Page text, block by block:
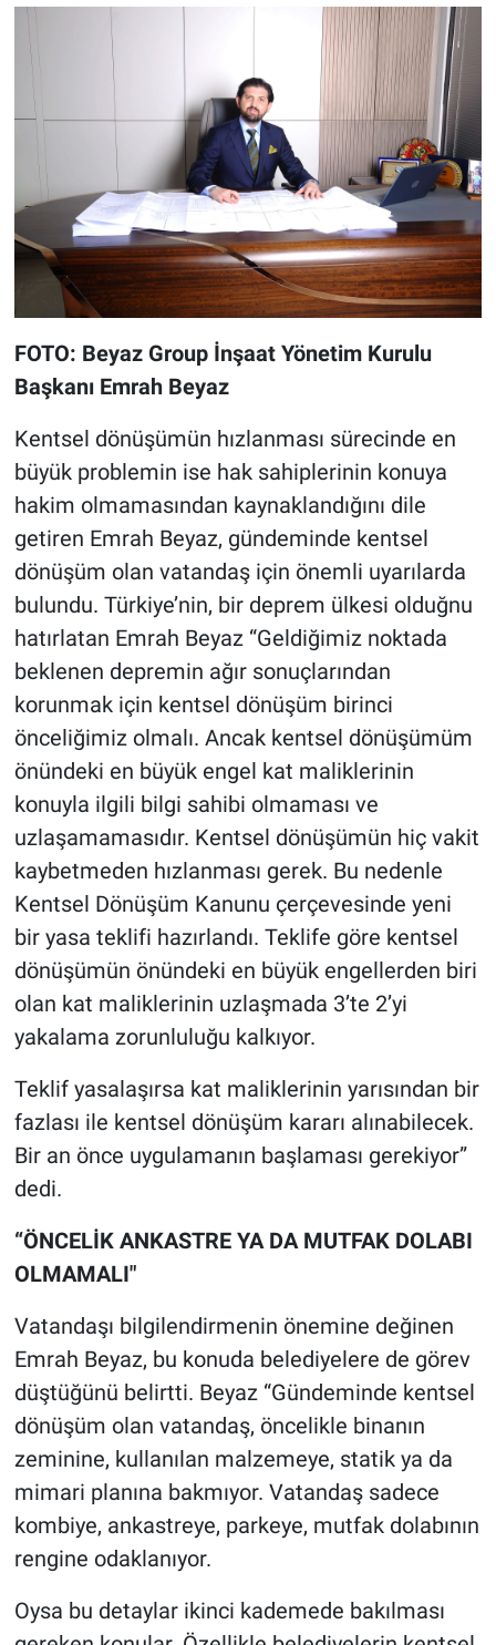
FOTO: Beyaz Group İnşaat Yönetim Kurulu
Başkanı Emrah Beyaz
Kentsel dönüşümün hızlanması sürecinde en
büyük problemin ise hak sahiplerinin konuya
hakim olmamasından kaynaklandığını dile
getiren Emrah Beyaz, gündeminde kentsel
dönüşüm olan vatandaş için önemli uyarılarda
bulundu. Türkiye’nin, bir deprem ülkesi olduğnu
hatırlatan Emrah Beyaz “Geldiğimiz noktada
beklenen depremin ağır sonuçlarından
korunmak için kentsel dönüşüm birinci
önceliğimiz olmalı. Ancak kentsel dönüşümüm
önündeki en büyük engel kat maliklerinin
konuyla ilgili bilgi sahibi olmaması ve
uzlaşamamasıdır. Kentsel dönüşümün hiç vakit
kaybetmeden hızlanması gerek. Bu nedenle
Kentsel Dönüşüm Kanunu çerçevesinde yeni
bir yasa teklifi hazırlandı. Teklife göre kentsel
dönüşümün önündeki en büyük engellerden biri
olan kat maliklerinin uzlaşmada 3’te 2’yi
yakalama zorunluluğu kalkıyor.
Teklif yasalaşırsa kat maliklerinin yarısından bir
fazlası ile kentsel dönüşüm kararı alınabilecek.
Bir an önce uygulamanın başlaması gerekiyor”
dedi.
“ÖNCELİK ANKASTRE YA DA MUTFAK DOLABI
OLMAMALI"
Vatandaşı bilgilendirmenin önemine değinen
Emrah Beyaz, bu konuda belediyelere de görev
düştüğünü belirtti. Beyaz “Gündeminde kentsel
dönüşüm olan vatandaş, öncelikle binanın
zeminine, kullanılan malzemeye, statik ya da
mimari planına bakmıyor. Vatandaş sadece
kombiye, ankastreye, parkeye, mutfak dolabının
rengine odaklanıyor.
Oysa bu detaylar ikinci kademede bakılması